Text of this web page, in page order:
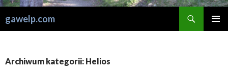
gawelp.com
Archiwum kategorii: Helios